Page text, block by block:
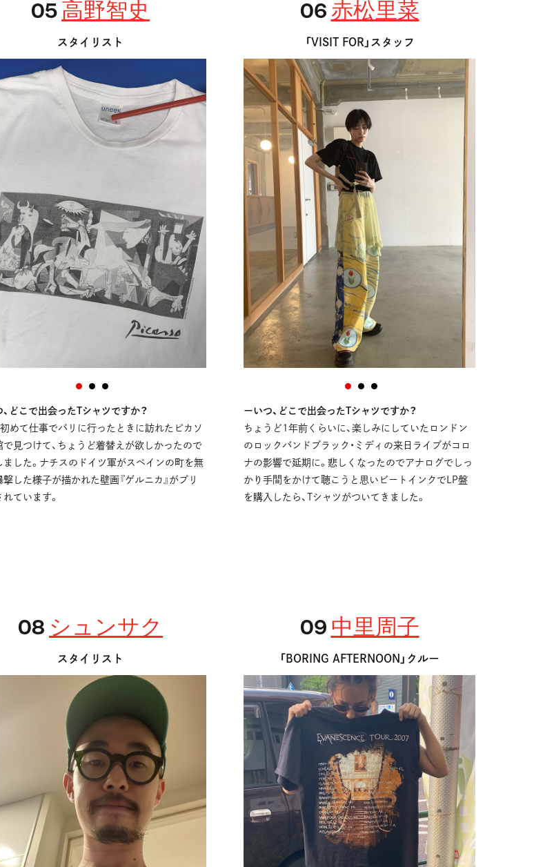
05 高野智史
スタイリスト
、どこで出会ったTシャツですか？
めて仕事でパリに行ったときに訪れたピカソ
で見つけて、ちょうど着替えが欲しかったので
ました。ナチスのドイツ軍がスペインの町を無
撃した様子が描かれた壁画『ゲルニカ』がプリ
れています。
06 赤松里菜
「VISIT FOR」スタッフ
ーいつ、どこで出会ったTシャツですか？
ちょうど1年前くらいに、楽しみにしていたロンドン
のロックバンドブラック・ミディの来日ライブがコロ
ナの影響で延期に。悲しくなったのでアナログでしっ
かり手間をかけて聴こうと思いビートインクでLP盤
を購入したら、Tシャツがついてきました。
08 シュンサク
スタイリスト
09 中里周子
「BORING AFTERNOON」クルー